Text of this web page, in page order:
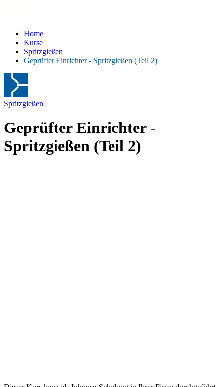
Home
Kurse
Spritzgießen
Geprüfter Einrichter - Spritzgießen (Teil 2)
Spritzgießen
Geprüfter Einrichter -
Spritzgießen (Teil 2)